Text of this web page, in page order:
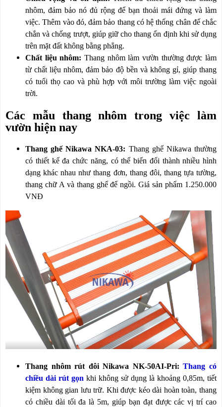
nhôm, đảm bảo nó đủ rộng để bạn thoải mái đứng và làm
việc. Thêm vào đó, đảm bảo thang có hệ thống chân đế chắc
chắn và chống trượt, giúp giữ cho thang ổn định khi sử dụng
trên mặt đất không bằng phẳng.
Chất liệu nhôm: Thang nhôm làm vườn thường được làm
từ chất liệu nhôm, đảm bảo độ bền và không gỉ, giúp thang
có tuổi thọ cao và phù hợp với môi trường làm việc ngoài
trời.
Các mẫu thang nhôm trong việc làm
vườn hiện nay
Thang ghế Nikawa NKA-03: Thang ghế Nikawa thường
có thiết kế đa chức năng, có thể biến đổi thành nhiều hình
dạng khác nhau như thang đơn, thang đôi, thang tựa tường,
thang chữ A và thang ghế để ngồi. Giá sản phẩm 1.250.000
VNĐ
Thang nhôm rút đôi Nikawa NK-50AI-Pri:Thang có
chiều dài rút gọn khi không sử dụng là khoảng 0,85m, tiết
kiệm không gian lưu trữ. Khi được kéo dài hoàn toàn, thang
có chiều dài tối đa là 5m, giúp bạn đạt được các vị trí cao